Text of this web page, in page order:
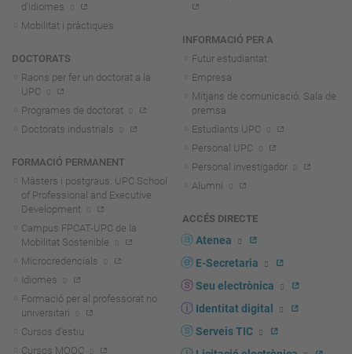
d'idiomes
Mobilitat i pràctiques
DOCTORATS
Raons per fer un doctorat a la
UPC
Programes de doctorat
Doctorats industrials
FORMACIÓ PERMANENT
Màsters i postgraus. UPC School
of Professional and Executive
Development
Campus FPCAT-UPC de la
Mobilitat Sostenible
Microcredencials
Idiomes
Formació per al professorat no
universitari
Cursos d'estiu
Cursos MOOC
INFORMACIÓ PER A
Futur estudiantat
Empresa
Mitjans de comunicació. Sala de
premsa
Estudiants UPC
Personal UPC
Personal investigador
Alumni
ACCÉS DIRECTE
Atenea
E-Secretaria
Seu electrònica
Identitat digital
Serveis TIC